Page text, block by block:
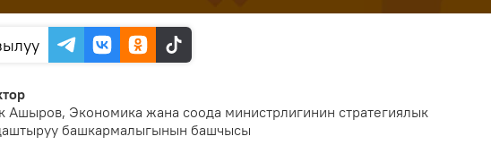
Ашыров, Экономика жана соода министрлигинин стратегиялык
башкармалыгынын башчысы